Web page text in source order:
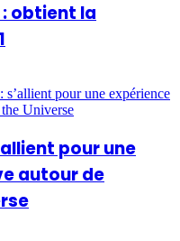
: obtient la
pour une
autour de